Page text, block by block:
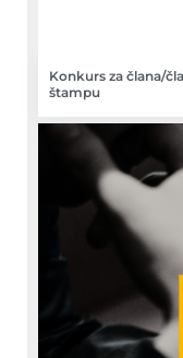
Konkurs za člana/
štampu